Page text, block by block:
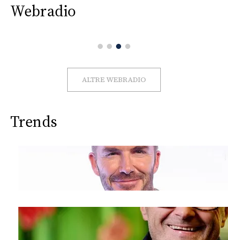
Webradio
ALTRE WEBRADIO
Trends